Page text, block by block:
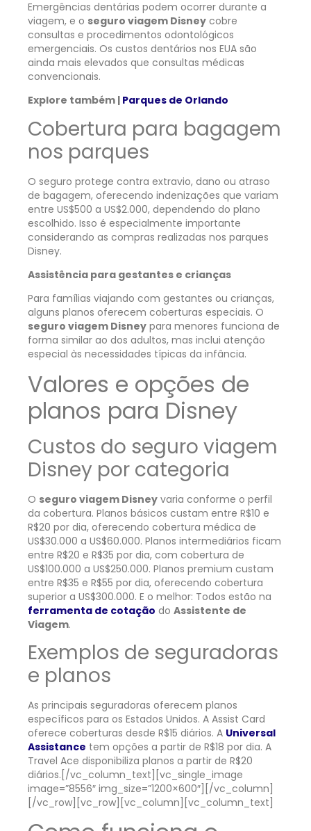
Emergências dentárias podem ocorrer durante a
viagem, e o seguro viagem Disney cobre
consultas e procedimentos odontológicos
emergenciais. Os custos dentários nos EUA são
ainda mais elevados que consultas médicas
convencionais.
Explore também | Parques de Orlando
Cobertura para bagagem
nos parques
O seguro protege contra extravio, dano ou atraso
de bagagem, oferecendo indenizações que variam
entre US$500 a US$2.000, dependendo do plano
escolhido. Isso é especialmente importante
considerando as compras realizadas nos parques
Disney.
Assistência para gestantes e crianças
Para famílias viajando com gestantes ou crianças,
alguns planos oferecem coberturas especiais. O
seguro viagem Disney para menores funciona de
forma similar ao dos adultos, mas inclui atenção
especial às necessidades típicas da infância.
Valores e opções de
planos para Disney
Custos do seguro viagem
Disney por categoria
O seguro viagem Disney varia conforme o perfil
da cobertura. Planos básicos custam entre R$10 e
R$20 por dia, oferecendo cobertura médica de
US$30.000 a US$60.000. Planos intermediários ficam
entre R$20 e R$35 por dia, com cobertura de
US$100.000 a US$250.000. Planos premium custam
entre R$35 e R$55 por dia, oferecendo cobertura
superior a US$300.000. E o melhor: Todos estão na
ferramenta de cotação do Assistente de
Viagem.
Exemplos de seguradoras
e planos
As principais seguradoras oferecem planos
específicos para os Estados Unidos. A Assist Card
oferece coberturas desde R$15 diários. A Universal
Assistance tem opções a partir de R$18 por dia. A
Travel Ace disponibiliza planos a partir de R$20
diários. [/vc_column_text][vc_single_image
image=”8556″ img_size=”1200×600″][/vc_column]
[/vc_row][vc_row][vc_column][vc_column_text]